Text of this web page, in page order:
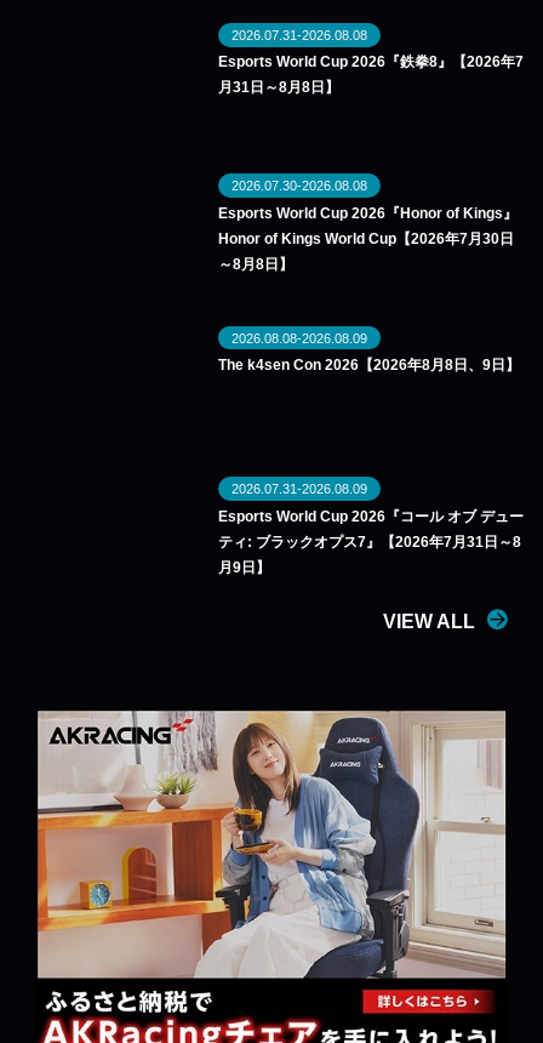
2026.07.31-2026.08.08
Esports World Cup 2026『鉄拳8』【2026年7
月31日～8月8日】
2026.07.30-2026.08.08
Esports World Cup 2026『Honor of Kings』
Honor of Kings World Cup【2026年7月30日
～8月8日】
2026.08.08-2026.08.09
The k4sen Con 2026【2026年8月8日、9日】
2026.07.31-2026.08.09
Esports World Cup 2026『コール オブ デュー
ティ: ブラックオプス7』【2026年7月31日～8
月9日】
VIEW ALL